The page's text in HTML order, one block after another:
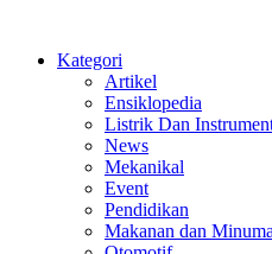
Kategori
Artikel
Ensiklopedia
Listrik Dan
News
Mekanikal
Event
Pendidikan
Makanan dan